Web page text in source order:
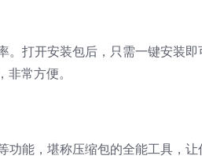
。打开安装包后，只需一键安装即
常方便。
功能，堪称压缩包的全能工具，让